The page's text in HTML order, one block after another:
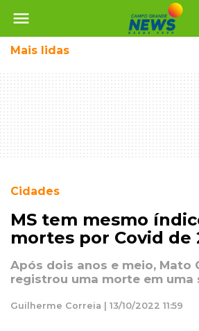
menu
Mais lidas
Cidades
MS tem mesmo
mortes por Covid de
Após dois anos e meio, Mato
registrou uma morte em uma
Guilherme Correia | 13/10/2022 11:59